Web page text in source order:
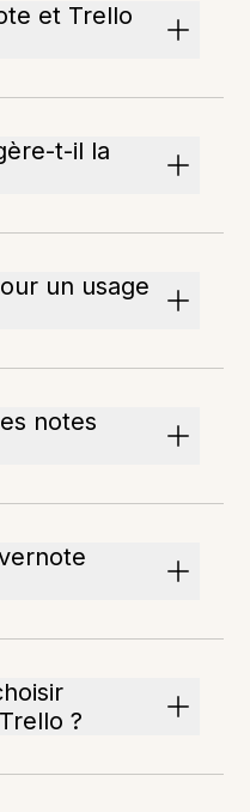
et Trello
t-il la
un usage
notes
?